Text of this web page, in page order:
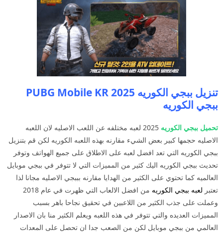
تنزيل ببجي الكوريه 2025 PUBG Mobile KR
ببجي الكوريه
تحميل ببجي الكوريه
2025 لعبه مختلفه عن اللعب الاصليه لان اللعبه
الاصليه حجمها كبير بعض الشيء مقارنه بهذه اللعبه الكوريه لكن قم بتنزيل
ببجي الكوريه التي تعد افضل لعبه على الاطلاق على جميع الهواتف وتوفر
تحديث ببجي الكوريه اليك كثير من المميزات التي لا تتوفر في ببجي موبايل
العالميه كما تحتوي على الكثير من الهدايا مقارنه بببجي الاصليه مجانا لذا
تعتبر لعبه ببجي الكوريه
من افضل الالعاب التي ظهرت في عام 2018
وعملت على جذب الكثير من اللاعبين في تحقيق نجاحا باهر بسبب
المميزات العديده والتي تتوفر في هذه اللعبه ويعلم الكثير منا بان الاصدار
العالمي من ببجي موبايل لكن من الصعب جدا ان تحصل على المعدات